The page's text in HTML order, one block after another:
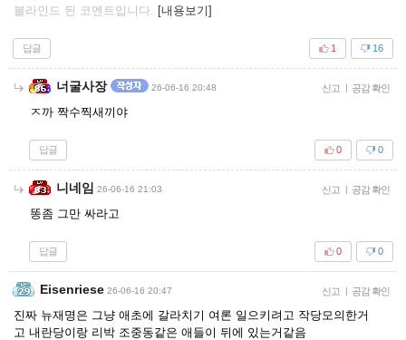
블라인드 된 코멘트입니다. [내용보기]
답글 16
1
너굴사장 26-06-16 20:48 신고 | 공감 확인
ㅈ까 짝수찍새끼야
답글 0
0
니네임 26-06-16 21:03 신고 | 공감 확인
똥좀 그만 싸라고
답글 0
0
Eisenriese 26-06-16 20:47 신고 | 공감 확인
진짜 뉴재명은 그냥 애초에 갈라치기 여론 일으키려고 작당모의한거
고 내란당이랑 리박 조중동같은 애들이 뒤에 있는거같음